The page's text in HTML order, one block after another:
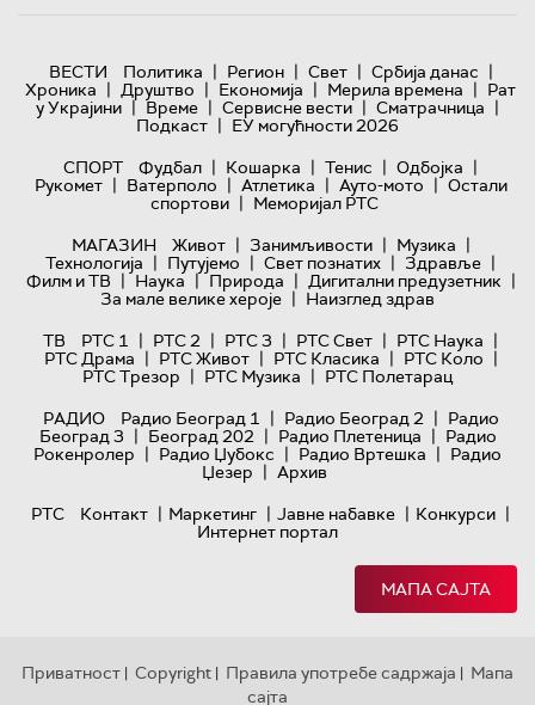
ВЕСТИ Политика | Регион | Свет | Србија данас |
Хроника | Друштво | Економија | Мерила времена | Рат
у Украјини | Време | Сервисне вести | Сматрачница |
Подкаст | ЕУ могућности 2026
СПОРТ
Фудбал | Кошарка | Тенис | Одбојка |
Рукомет | Ватерполо | Атлетика | Ауто-мото | Остали
спортови | Меморијал РТС
МАГАЗИН
Живот | Занимљивости | Музика |
Технологијa | Путујемо | Свет познатих | Здравље |
Филм и ТВ | Наука | Природа | Дигитални предузетник |
За мале велике хероје | Наизглед здрав
ТВ
РТС 1 | РТС 2 | РТС 3 | РТС Свет | РТС Наука |
РТС Драма | РТС Живот | РТС Класика | РТС Коло |
РТС Трезор | РТС Музика | РТС Полетарац
РАДИО
Радио Београд 1 | Радио Београд 2 | Радио
Београд 3 | Београд 202 | Радио Плетеница | Радио
Рокенролер | Радио Џубокс | Радио Вртешка | Радио
Џезер | Архив
РТС
Контакт | Маркетинг | Јавне набавке | Конкурси |
Интернет портал
МАПА САЈТА
Приватност | Copyright | Правила употребе садржаја | Мапа
сајта